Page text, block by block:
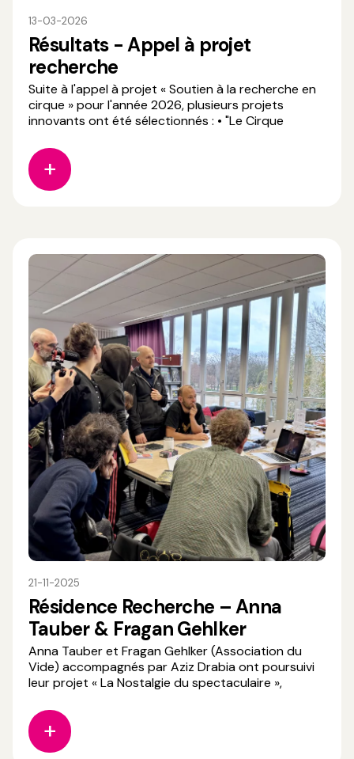
13-03-2026
Résultats - Appel à projet
recherche
Suite à l'appel à projet « Soutien à la recherche en
cirque » pour l'année 2026, plusieurs projets
innovants ont été sélectionnés : • "Le Cirque
"Hybridation des équilibres sur les mains", projet
porté par Camille Bontout, Maurizio Martinez, Step
21-11-2025
Résidence Recherche – Anna
Tauber & Fragan Gehlker
Anna Tauber et Fragan Gehlker (Association du
Vide) accompagnés par Aziz Drabia ont poursuivi
leur projet « La Nostalgie du spectaculaire »,
en cirque 2025 (CNAC), lors d’une résidence au
Centre de ressource au CNAC. Avec « La Nostalgie
du